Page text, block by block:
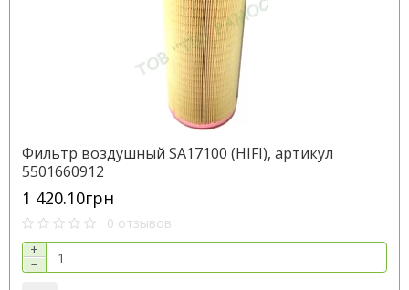
Фильтр воздушный SA17100 (HІFІ), артикул
5501660912
1 420.10грн
0 отзывов
+
−